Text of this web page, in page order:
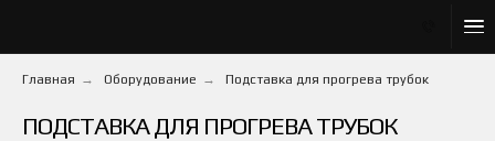
Главная → Оборудование → Подставка для прогрева трубок
ПОДСТАВКА ДЛЯ ПРОГРЕВА ТРУБОК